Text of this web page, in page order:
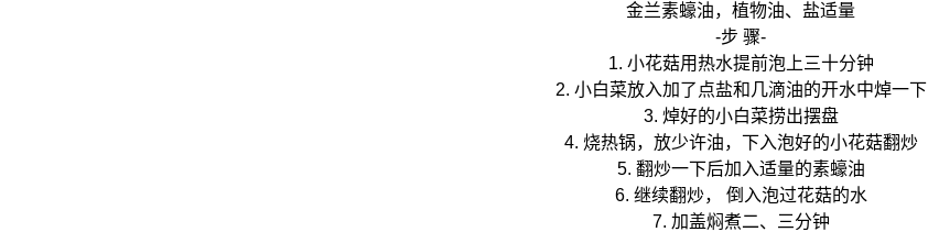
金兰素蠔油，植物油、盐适量
-步 骤-
1. 小花菇用热水提前泡上三十分钟
2. 小白菜放入加了点盐和几滴油的开水中焯一下
3. 焯好的小白菜捞出摆盘
4. 烧热锅，放少许油，下入泡好的小花菇翻炒
5. 翻炒一下后加入适量的素蠔油
6. 继续翻炒， 倒入泡过花菇的水
7. 加盖焖煮二、三分钟